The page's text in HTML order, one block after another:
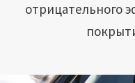
отрицательного